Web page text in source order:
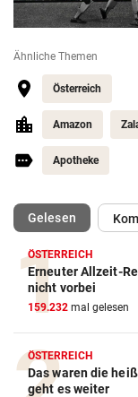
Ähnliche Themen
Österreich
Amazon
Apotheke
Gelesen
ÖSTERREICH
Erneuter Allzeit-
nicht vorbei
159.232 mal gelesen
ÖSTERREICH
Das waren die
geht es weiter